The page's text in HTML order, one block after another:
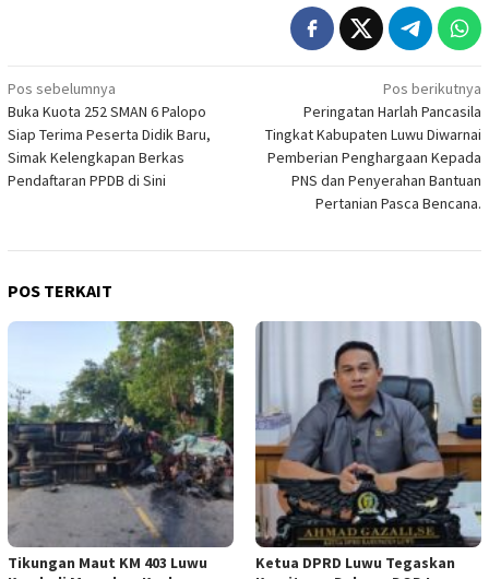
Navigasi
pos
Pos sebelumnya
Buka Kuota 252 SMAN 6 Palopo
Siap Terima Peserta Didik Baru,
Simak Kelengkapan Berkas
Pendaftaran PPDB di Sini
Pos berikutnya
Peringatan Harlah Pancasila
Tingkat Kabupaten Luwu Diwarnai
Pemberian Penghargaan Kepada
PNS dan Penyerahan Bantuan
Pertanian Pasca Bencana.
POS TERKAIT
Tikungan Maut KM 403 Luwu
Ketua DPRD Luwu Tegaskan